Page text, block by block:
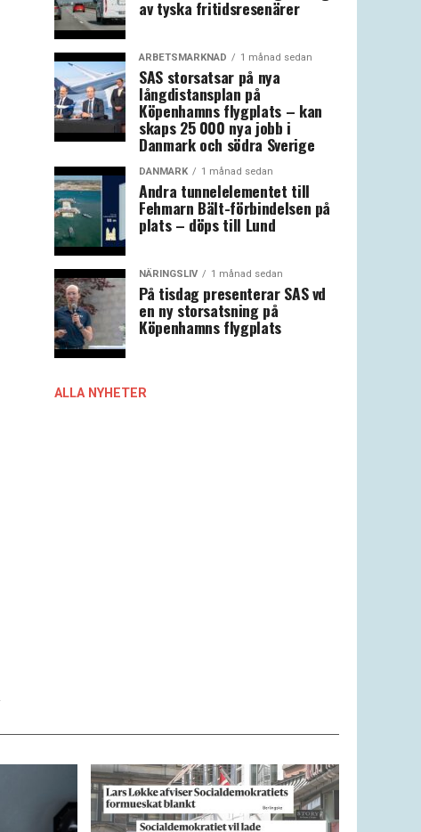
av tyska fritidsresenärer
ARBETSMARKNAD 1 månad sedan
SAS storsatsar på nya
långdistansplan på
Köpenhamns flygplats – kan
skaps 25 000 nya jobb i
Danmark och södra Sverige
DANMARK 1 månad sedan
Andra tunnelelementet till
Fehmarn Bält-förbindelsen på
plats – döps till Lund
NÄRINGSLIV 1 månad sedan
På tisdag presenterar SAS vd
en ny storsatsning på
Köpenhamns flygplats
ALLA NYHETER